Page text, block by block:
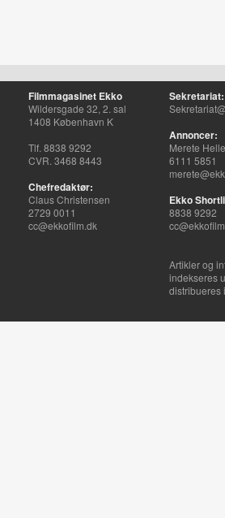
Filmmagasinet Ekko
Wildersgade 32, 2. sal
1408 København K
Tlf. 8838 9292
CVR. 3468 8443
Chefredaktør:
Claus Christensen
2729 0011
cc@ekkofilm.dk
Sekretariat:
Annoncer:
Merete
6111 5851
Ekko
8838 9292
Artikler og
indekseres
distribueres